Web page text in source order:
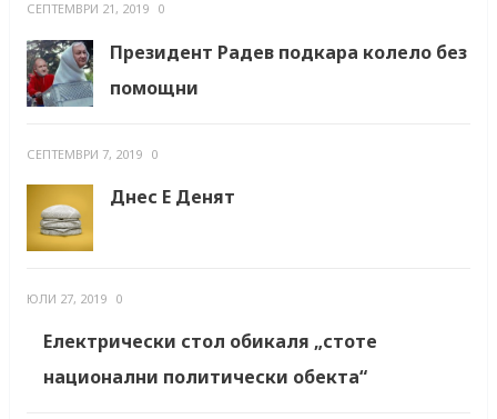
СЕПТЕМВРИ 21, 2019 0
Президент Радев подкара колело без
помощни
СЕПТЕМВРИ 7, 2019 0
Днес Е Денят
ЮЛИ 27, 2019 0
Електрически стол обикаля „стоте
национални политически обекта“